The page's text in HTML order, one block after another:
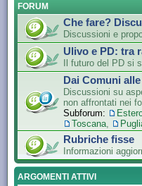
FORUM
Che fare?
Discussioni e
Ulivo e PD: tra
Il futuro del PD si
Dai Comuni
Discussioni su
non affrontati nei
Subforum:
Toscana,
Rubriche fisse
Informazioni
ARGOMENTI ATTIVI